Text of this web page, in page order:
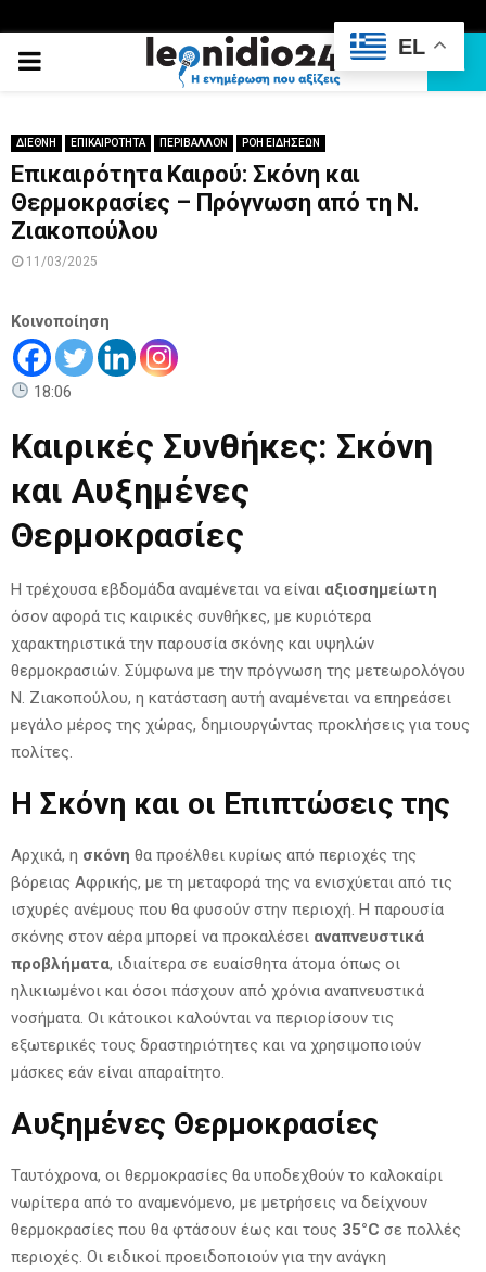
PRIMARY
ΔΙΕΘΝΗ ΕΠΙΚΑΙΡΟΤΗΤΑ ΠΕΡΙΒΑΛΛΟΝ ΡΟΗ ΕΙΔΗΣΕΩΝ
Επικαιρότητα Καιρού: Σκόνη και
Θερμοκρασίες – Πρόγνωση από τη Ν.
Ζιακοπούλου
11/03/2025
Κοινοποίηση
18:06
Καιρικές Συνθήκες: Σκόνη
και Αυξημένες
Θερμοκρασίες
Η τρέχουσα εβδομάδα αναμένεται να είναι αξιοσημείωτη
όσον αφορά τις καιρικές συνθήκες, με κυριότερα
χαρακτηριστικά την παρουσία σκόνης και υψηλών
θερμοκρασιών. Σύμφωνα με την πρόγνωση της μετεωρολόγου
Ν. Ζιακοπούλου, η κατάσταση αυτή αναμένεται να επηρεάσει
μεγάλο μέρος της χώρας, δημιουργώντας προκλήσεις για τους
πολίτες.
Η Σκόνη και οι Επιπτώσεις της
Αρχικά, η σκόνη θα προέλθει κυρίως από περιοχές της
βόρειας Αφρικής, με τη μεταφορά της να ενισχύεται από τις
ισχυρές ανέμους που θα φυσούν στην περιοχή. Η παρουσία
σκόνης στον αέρα μπορεί να προκαλέσει αναπνευστικά
προβλήματα, ιδιαίτερα σε ευαίσθητα άτομα όπως οι
ηλικιωμένοι και όσοι πάσχουν από χρόνια αναπνευστικά
νοσήματα. Οι κάτοικοι καλούνται να περιορίσουν τις
εξωτερικές τους δραστηριότητες και να χρησιμοποιούν
μάσκες εάν είναι απαραίτητο.
Αυξημένες Θερμοκρασίες
Ταυτόχρονα, οι θερμοκρασίες θα υποδεχθούν το καλοκαίρι
νωρίτερα από το αναμενόμενο, με μετρήσεις να δείχνουν
θερμοκρασίες που θα φτάσουν έως και τους 35°C σε πολλές
περιοχές. Οι ειδικοί προειδοποιούν για την ανάγκη
EL